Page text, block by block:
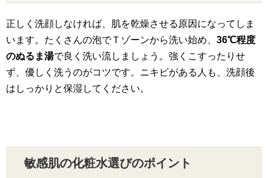
正しく洗顔しなければ、肌を乾燥させる原因になってしま
います。たくさんの泡でＴゾーンから洗い始め、 36℃程度
のぬるま湯で良く洗い流しましょう。強くこすったりせ
ず、優しく洗うのがコツです。ニキビがある人も、洗顔後
はしっかりと保湿してください。
敏感肌の化粧水選びのポイント